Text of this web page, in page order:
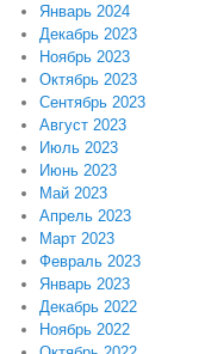
Январь 2024
Декабрь 2023
Ноябрь 2023
Октябрь 2023
Сентябрь 2023
Август 2023
Июль 2023
Июнь 2023
Май 2023
Апрель 2023
Март 2023
Февраль 2023
Январь 2023
Декабрь 2022
Ноябрь 2022